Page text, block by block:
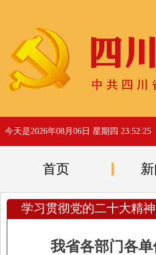
今天是2026年08月06日 星期四 23:52:26
首页
学习贯彻党的二十大精神
我省各部门各